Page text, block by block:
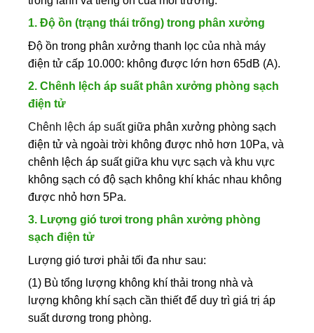
1. Độ ồn (trạng thái trống) trong phân xưởng
Độ ồn trong phân xưởng thanh lọc của nhà máy
điện tử cấp 10.000: không được lớn hơn 65dB (A).
2. Chênh lệch áp suất phân xưởng phòng sạch
điện tử
Chênh lệch áp suấtgiữa phân xưởng phòng sạch
điện tử và ngoài trời không được nhỏ hơn 10Pa, và
chênh lệch áp suất giữa khu vực sạch và khu vực
không sạch có độ sạch không khí khác nhau không
được nhỏ hơn 5Pa.
3. Lượng gió tươi trong phân xưởng phòng
sạch điện tử
Lượng gió tươi phải tối đa như sau:
(1) Bù tổng lượng không khí thải trong nhà và
lượng không khí sạch cần thiết để duy trì giá trị áp
suất dương trong phòng.